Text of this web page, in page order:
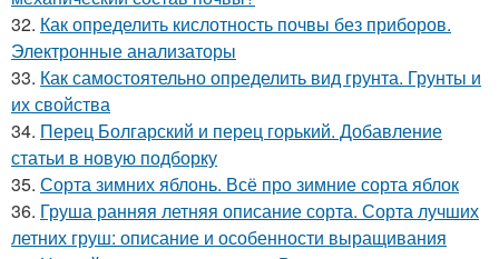
32. Как определить кислотность почвы без приборов.
Электронные анализаторы
33. Как самостоятельно определить вид грунта. Грунты и
их свойства
34. Перец Болгарский и перец горький. Добавление
статьи в новую подборку
35. Сорта зимних яблонь. Всё про зимние сорта яблок
36. Груша ранняя летняя описание сорта. Сорта лучших
летних груш: описание и особенности выращивания